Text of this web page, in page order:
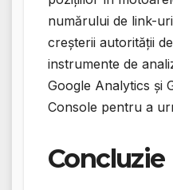
numărului de link-
creșterii autorității
instrumente de
Google Analytics și
Console pentru a
Concluzie